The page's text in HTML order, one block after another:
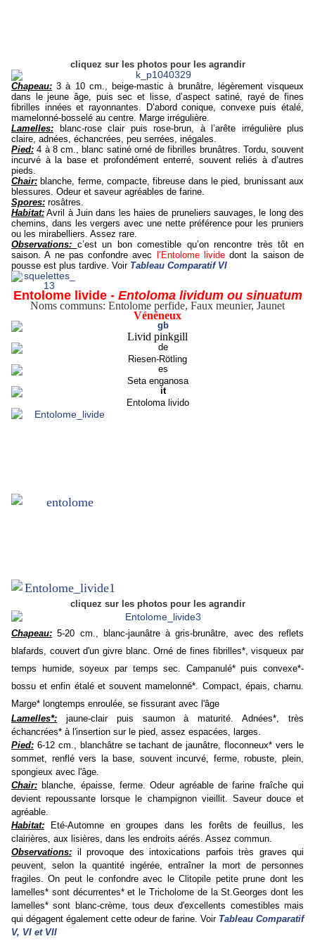
cliquez sur les photos pour les agrandir
Chapeau: 3 à 10 cm., beige-mastic à brunâtre, légèrement visqueux
dans le jeune âge, puis sec et lisse, d’aspect satiné, rayé de fines
fibrilles innées et rayonnantes. D’abord conique, convexe puis étalé,
mamelonné-bosselé au centre. Marge irrégulière.
Lamelles: blanc-rose clair puis rose-brun, à l’arête irrégulière plus
claire, adnées, échancrées, peu serrées, inégales.
Pied: 4 à 8 cm., blanc satiné orné de fibrilles brunâtres. Tordu, souvent
incurvé à la base et profondément enterré, souvent reliés à d’autres
pieds.
Chair: blanche, ferme, compacte, fibreuse dans le pied, brunissant aux
blessures. Odeur et saveur agréables de farine.
Spores: rosâtres.
Habitat: Avril à Juin dans les haies de pruneliers sauvages, le long des
chemins, dans les vergers avec une nette préférence pour les pruniers
ou les mirabelliers. Assez rare.
Observations: c’est un bon comestible qu’on rencontre très tôt en
saison. A ne pas confondre avec
l’Entolome lividedont la saison de
pousse est plus tardive. Voir Tableau Comparatif VI
Entolome livide - Entoloma lividum ou sinuatum
Noms communs: Entolome perfide, Faux meunier, Jaunet
Vénéneux
Livid pinkgill
Riesen-Rötling
Seta enganosa
Entoloma livido
cliquez sur les photos pour les agrandir
Chapeau: 5-20 cm., blanc-jaunâtre à gris-brunâtre, avec des reflets
blafards, couvert d'un givre blanc. Orné de fines fibrilles*, visqueux par
temps humide, soyeux par temps sec. Campanulé* puis convexe*-
bossu et enfin étalé et souvent mamelonné*. Compact, épais, charnu.
Marge* longtemps enroulée, se fissurant avec l'âge
Lamelles*: jaune-clair puis saumon à maturité. Adnées*, très
échancrées* à l'insertion sur le pied, assez espacées, larges.
Pied: 6-12 cm., blanchâtre se tachant de jaunâtre, floconneux* vers le
sommet, renflé vers la base, souvent incurvé, ferme, robuste, plein,
spongieux avec l'âge.
Chair: blanche, épaisse, ferme. Odeur agréable de farine fraîche qui
devient repoussante lorsque le champignon vieillit. Saveur douce et
agréable.
Habitat: Eté-Automne en groupes dans les forêts de feuillus, les
clairières, aux lisières, dans les endroits aérés. Assez commun.
Observations: il provoque des intoxications parfois très graves qui
peuvent, selon la quantité ingérée, entraîner la mort de personnes
fragiles. On peut le confondre avec le Clitopile petite prune dont les
lamelles* sont décurrentes* et le Tricholome de la St.Georges dont les
lamelles* sont blanc-crème, tous deux d'excellents comestibles mais
qui dégagent également cette odeur de farine. Voir Tableau Comparatif
V, VI et VII